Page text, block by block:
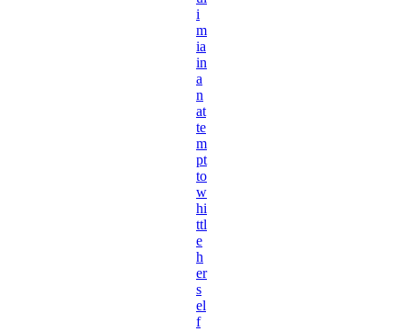
i
m
ia
in
a
n
at
te
m
pt
to
w
hi
ttl
e
h
er
s
el
f